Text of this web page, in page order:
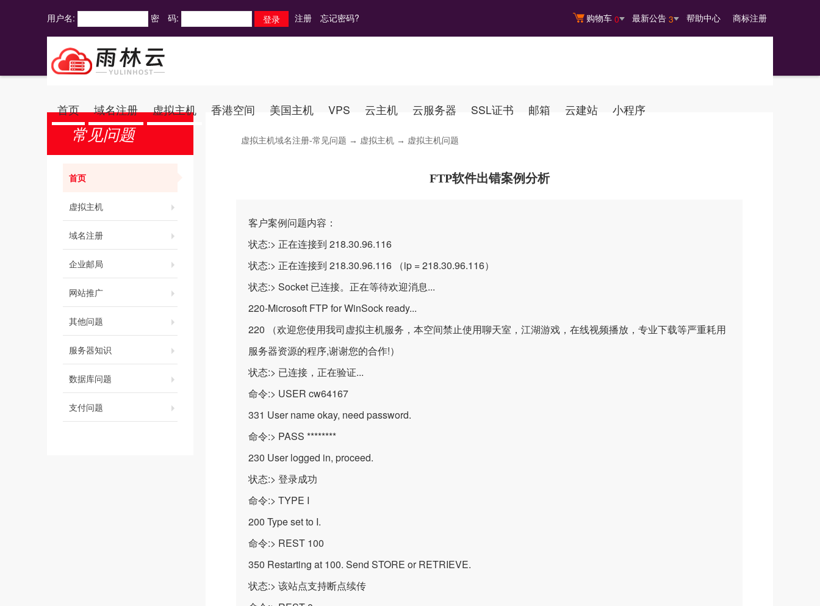
购物车 0 最新公告 3 帮助中心 商标注册
用户名: 密 码: 注册 忘记密码?
首页 域名注册 虚拟主机 香港空间 美国主机 VPS 云主机 云服务器 SSL证书 邮箱 云建站 小程序
常见问题
首页
虚拟主机
域名注册
企业邮局
网站推广
其他问题
服务器知识
数据库问题
支付问题
虚拟主机域名注册-常见问题 → 虚拟主机 → 虚拟主机问题
FTP软件出错案例分析
客户案例问题内容：
状态:> 正在连接到 218.30.96.116
状态:> 正在连接到 218.30.96.116 （ip = 218.30.96.116）
状态:> Socket 已连接。正在等待欢迎消息...
220-Microsoft FTP for WinSock ready...
220 （欢迎您使用我司虚拟主机服务，本空间禁止使用聊天室，江湖游戏，在线视频播放，专业下载等严重耗用
服务器资源的程序,谢谢您的合作!）
状态:> 已连接，正在验证...
命令:> USER cw64167
331 User name okay, need password.
命令:> PASS ********
230 User logged in, proceed.
状态:> 登录成功
命令:> TYPE I
200 Type set to I.
命令:> REST 100
350 Restarting at 100. Send STORE or RETRIEVE.
状态:> 该站点支持断点续传